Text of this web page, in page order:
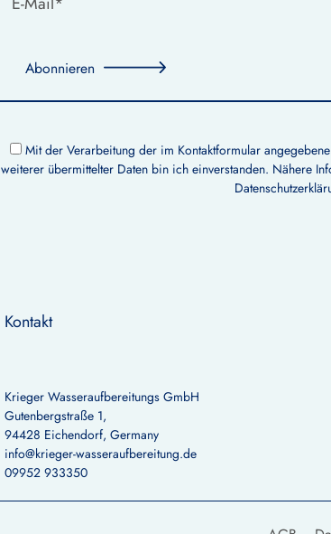
Abonnieren
Mit der Verarbeitung der im Kontaktformular
weiterer übermittelter Daten bin ich einverstanden. Nähere
Kontakt
Krieger Wasseraufbereitungs GmbH
Gutenbergstraße 1,
94428 Eichendorf, Germany
info@krieger-wasseraufbereitung.de
09952 933350